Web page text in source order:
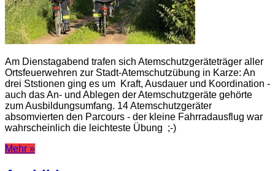
Am Dienstagabend trafen sich Atemschutzgeräteträger aller
Ortsfeuerwehren zur Stadt-Atemschutzübung in Karze: An
drei Ststionen ging es um Kraft, Ausdauer und Koordination -
auch das An- und Ablegen der Atemschutzgeräte gehörte
zum Ausbildungsumfang. 14 Atemschutzgeräter
absomvierten den Parcours - der kleine Fahrradausflug war
wahrscheinlich die leichteste Übung ;-)
Mehr »